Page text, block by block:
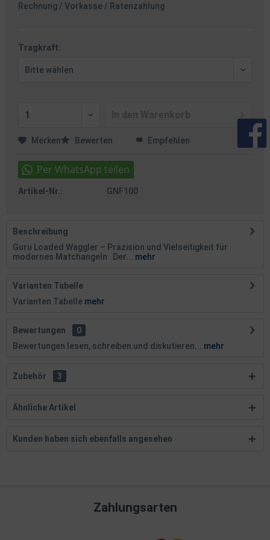
Rechnung / Vorkasse / Ratenzahlung
Tragkraft:
Merken Bewerten Empfehlen
Artikel-Nr.: GNF100
Beschreibung
Guru Loaded Waggler – Präzision und Vielseitigkeit für
modernes Matchangeln Der...
mehr
Varianten Tabelle
Varianten Tabelle mehr
Bewertungen
0
Bewertungen lesen, schreiben und diskutieren...
mehr
Zubehör 3
Ähnliche Artikel
Kunden haben sich ebenfalls angesehen
Zahlungsarten